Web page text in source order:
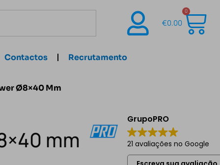
€0.00
0
Contactos Recrutamento
Ø8×40 Mm
mm
GrupoPRO
21 avaliações no Google